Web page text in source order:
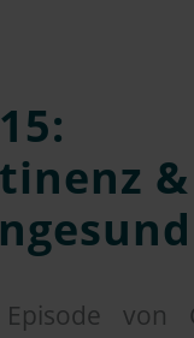
&
von